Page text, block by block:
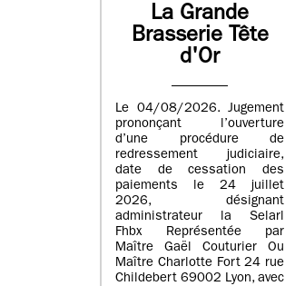
La Grande
Brasserie Tête
d'Or
Le 04/08/2026. Jugement
prononçant l’ouverture
d’une procédure de
redressement judiciaire,
date de cessation des
paiements le 24 juillet
2026, désignant
administrateur la Selarl
Fhbx Représentée par
Maître Gaël Couturier Ou
Maître Charlotte Fort 24 rue
Childebert 69002 Lyon, avec